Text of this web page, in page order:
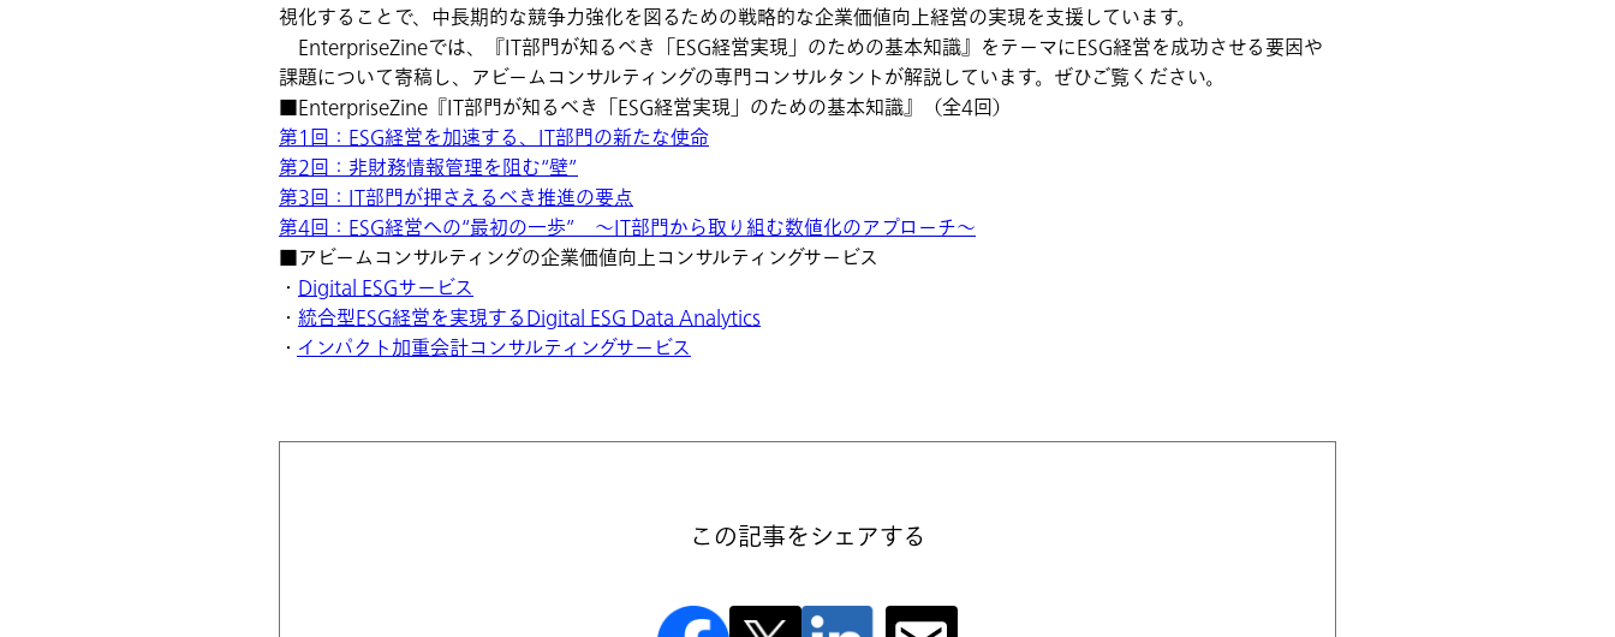
視化することで、中長期的な競争力強化を図るための戦略的な企業価値向上経営の実現を支援しています。
EnterpriseZineでは、『IT部門が知るべき「ESG経営実現」のための基本知識』をテーマにESG経営を成功させる要因や
課題について寄稿し、アビームコンサルティングの専門コンサルタントが解説しています。ぜひご覧ください。
■EnterpriseZine『IT部門が知るべき「ESG経営実現」のための基本知識』（全4回）
第1回：ESG経営を加速する、IT部門の新たな使命
第2回：非財務情報管理を阻む“壁”
第3回：IT部門が押さえるべき推進の要点
第4回：ESG経営への“最初の一歩” ～IT部門から取り組む数値化のアプローチ～
■アビームコンサルティングの企業価値向上コンサルティングサービス
・ Digital ESGサービス
・ 統合型ESG経営を実現するDigital ESG Data Analytics
・ インパクト加重会計コンサルティングサービス
この記事をシェアする